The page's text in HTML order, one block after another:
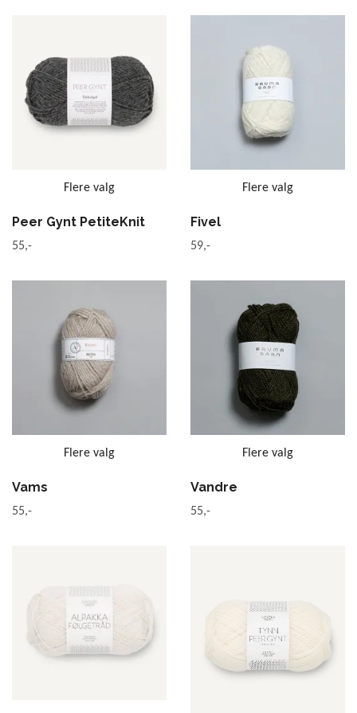
Flere valg
Peer Gynt PetiteKnit
55,-
Flere valg
Fivel
59,-
Flere valg
Vams
55,-
Flere valg
Vandre
55,-